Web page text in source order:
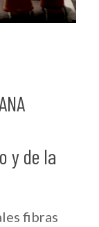
y de la
fibras